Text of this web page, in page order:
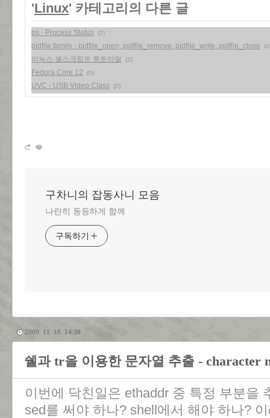
'Linux' 카테고리의 다른 글
ps - Process Status (2)
pidfile family - pidfile_open, pidfile_remove, pidfile_write, pidfile_close
리눅스 셸스크립트 튜토리얼 (2)
Fedora Core 12 (0)
UVC - USB Video Class (0)
구차니의 잡동사니 모음
나란히 동등하게 함께
구독하기
2009. 11. 18. 14:38
쉘과 tr을 이용한 문자열 추출 - character
이번에 닥친일은 ethaddr 중 특정 부분을
sed를 써야 하나? shell에서 해야 하나?